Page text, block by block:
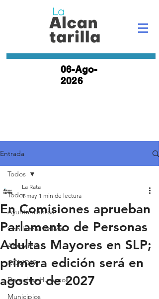
06-Ago-
2026
Entrada
Todos
Ayuntamientos
Con lentes violeta
Academia
COVID19
Derechos Humanos
Municipios
Todos
En Comisiones aprueban
Parlamento de Personas
Adultas Mayores en SLP;
primera edición será en
agosto de 2027
La Rata
1 may 1 min de lectura